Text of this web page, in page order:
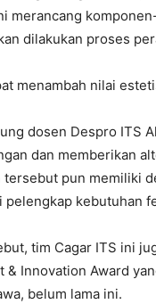
merancang
dilakukan proses
menambah nilai
dosen Despro ITS
dan memberikan
tersebut pun memiliki
pelengkap kebutuhan
tim Cagar ITS ini
& Innovation Award
belum lama ini.